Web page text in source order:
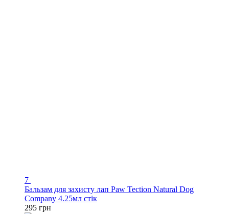
7
Бальзам для захисту лап Paw Tection Natural Dog
Company 4.25мл стік
295 грн